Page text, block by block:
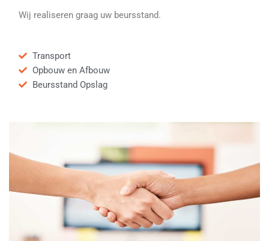
Wij realiseren graag uw beursstand.
Transport
Opbouw en Afbouw
Beursstand Opslag